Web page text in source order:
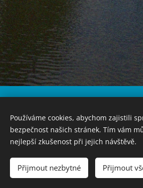
Český rybářský svaz, z. s., místní
535 01 Přelouč tel.: 466 953 393
ID datové schránky: ehs94ua E-mail:
Vytvořeno službouWebnode
Používáme cookies, abychom zajistili
bezpečnost našich stránek. Tím vám
nejlepší zkušenost při jejich návštěvě.
Přijmout nezbytné Přijmout